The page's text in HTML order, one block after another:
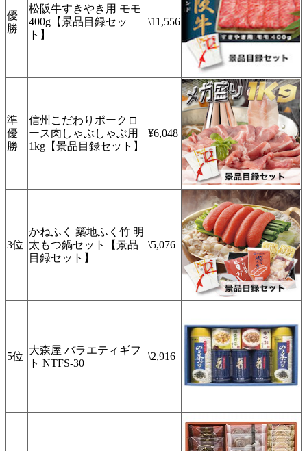
優
勝
松阪牛すきやき用 モモ
400g【景品目録セッ
ト】
\11,556
準
優
勝
信州こだわりポークロ
ース肉しゃぶしゃぶ用
1kg【景品目録セット】
¥6,048
3位
かねふく 築地ふく竹 明
太もつ鍋セット【景品
目録セット】
\5,076
5位
大森屋 バラエティギフ
ト NTFS-30
\2,916